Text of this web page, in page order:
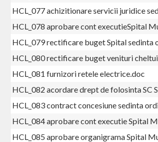
HCL_077 achizitionare servicii juridice
HCL_078 aprobare cont executieSpital
HCL_079 rectificare buget Spital sedinta
HCL_080 rectificare buget venituri
HCL_081 furnizori retele electrice.doc
HCL_082 acordare drept de folosinta SC
HCL_083 contract concesiune sedinta
HCL_084 aprobare cont executie Spital
HCL_085 aprobare organigrama Spital